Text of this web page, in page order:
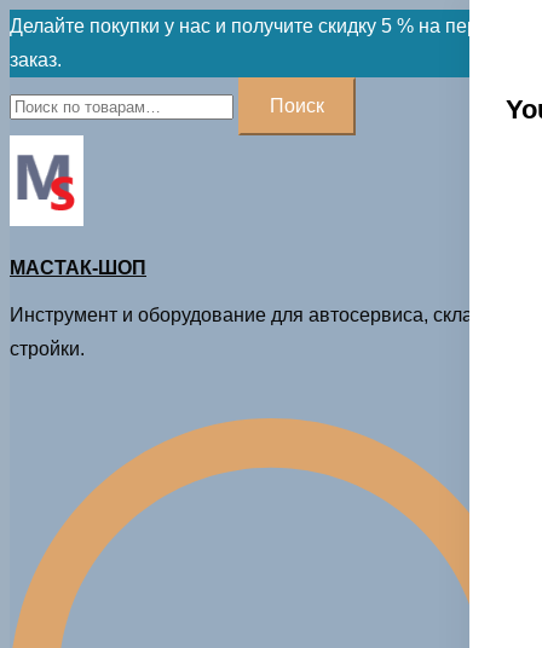
Skip
to
content
Делайте покупки у нас и получите скидку 5 % на первый
заказ.
Искать:
Поиск
МАСТАК-ШОП
Инструмент и оборудование для автосервиса, склада и
стройки.